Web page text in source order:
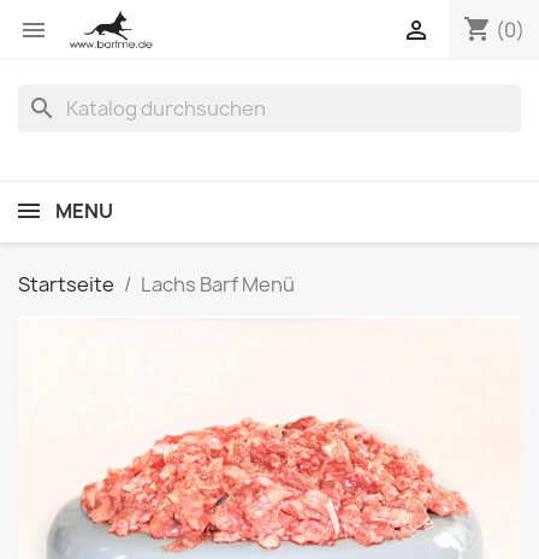
 shopping_cart (0)

search
MENU
Startseite Lachs Barf Menü